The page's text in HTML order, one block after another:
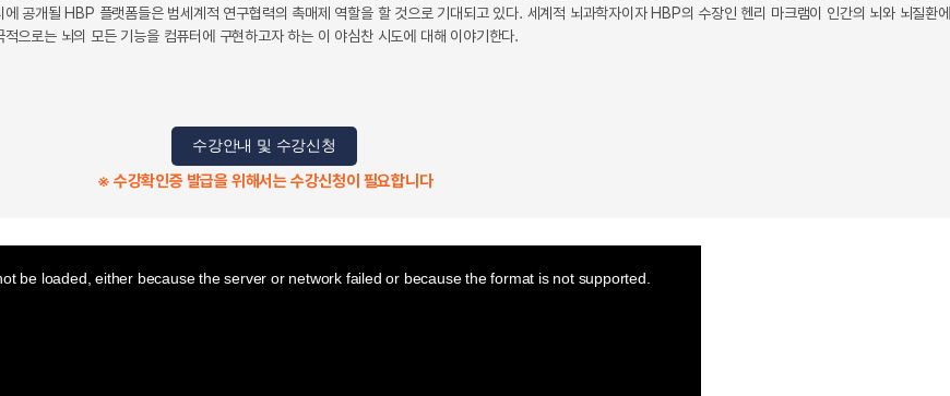
공개될 HBP 플랫폼들은 범세계적 연구협력의 촉매제 역할을 할 것으로 기대되고 있다. 세계적 뇌과학자이자 HBP의 수장인 헨리 마크램이 인간의 뇌와 뇌질환에
으로는 뇌의 모든 기능을 컴퓨터에 구현하고자 하는 이 야심찬 시도에 대해 이야기한다.
수강안내 및 수강신청
※ 수강확인증 발급을 위해서는 수강신청이 필요합니다
be loaded, either because the server or network failed or because the format is not supported.